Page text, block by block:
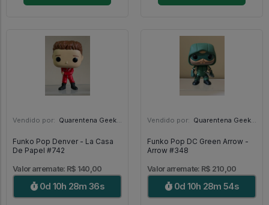
Vendido por: Quarentena Geek Store - SP
Funko Pop Denver - La Casa
De Papel #742
Valor arremate: R$ 140,00
0d 10h 28m 35s
Vendido por: Quarentena Geek Store - SP
Funko Pop DC Green Arrow -
Arrow #348
Valor arremate: R$ 210,00
0d 10h 28m 53s